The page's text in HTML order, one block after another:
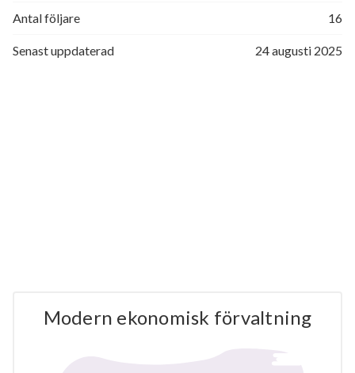
Antal följare 16
Senast uppdaterad 24 augusti 2025
Modern ekonomisk förvaltning